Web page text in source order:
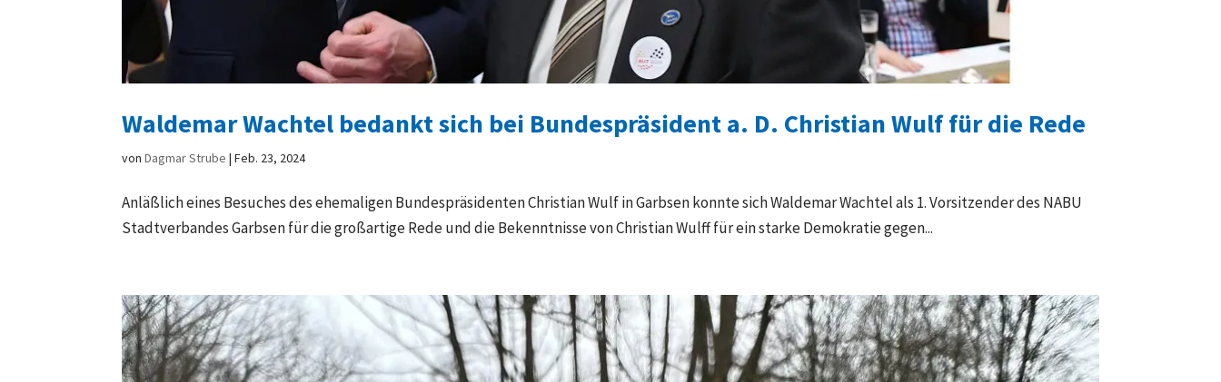
Waldemar Wachtel bedankt sich bei Bundespräsident a. D. Christian Wulf für die Rede
vonDagmar Strube |Feb. 23, 2024
Anläßlich eines Besuches des ehemaligen Bundespräsidenten Christian Wulf in Garbsen konnte sich Waldemar Wachtel als 1. Vorsitzender des NABU
Stadtverbandes Garbsen für die großartige Rede und die Bekenntnisse von Christian Wulff für ein starke Demokratie gegen...